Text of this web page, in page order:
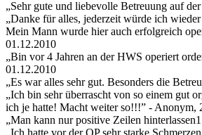
„Sehr gute und liebevolle Betreuung auf
„Danke für alles, jederzeit würde ich
Mein Mann wurde hier auch erfolgreich
01.12.2010
„Bin vor 4 Jahren an der HWS operiert
01.12.2010
„Es war alles sehr gut. Besonders die
„Ich bin sehr überrascht von so einem gut
ich je hatte! Macht weiter so!!!” - Anonym,
„Man kann nur positive Zeilen
„Ich hatte vor der OP sehr starke